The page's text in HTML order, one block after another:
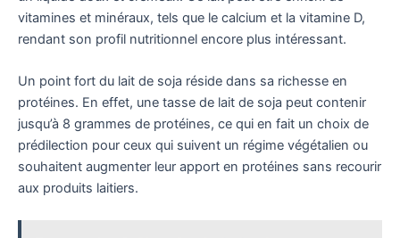
vitamines et minéraux, tels que le calcium et la vitamine D,
rendant son profil nutritionnel encore plus intéressant.
Un point fort du lait de soja réside dans sa richesse en
protéines. En effet, une tasse de lait de soja peut contenir
jusqu’à 8 grammes de protéines, ce qui en fait un choix de
prédilection pour ceux qui suivent un régime végétalien ou
souhaitent augmenter leur apport en protéines sans recourir
aux produits laitiers.